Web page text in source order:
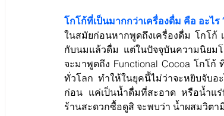
โกโก้ที่เป็นมากกว่าเครื่องดื่ม คือ อะไร
ในสมัยก่อนหากพูดถึงเครื่องดื่ม โกโก้
กับนมแล้วดื่ม แต่ในปัจจุบันความนิยม
จะมาพูดถึง Functional Cocoa โกโก้
ทั่วโลก ทำให้ในยุคนี้ไม่ว่าจะหยิบจับ
ก่อน แค่เป็นน้ำดื่มที่สะอาด หรือน้ำแ
ร้านสะดวกซื้อดูสิ จะพบว่า น้ำผสมวิต